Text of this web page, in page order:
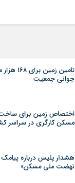
تامین
جوانی جمعیت
مسکن کارگری در سراسر
هشدار پلیس درباره
نهضت ملی مسکن»